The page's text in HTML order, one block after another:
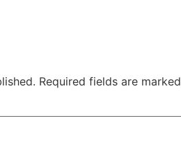
Required fields are marked